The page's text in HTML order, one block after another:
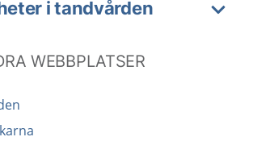
i tandvården
WEBBPLATSER